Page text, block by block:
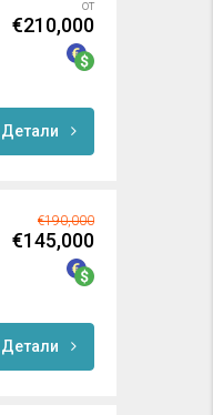
от
€210,000
Детали
€190,000
€145,000
Детали